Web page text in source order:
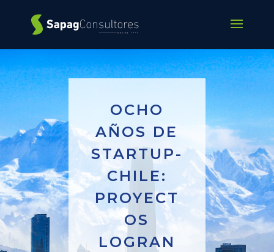
OCHO
AÑOS DE
STARTUP-
CHILE:
PROYECT
OS
LOGRAN